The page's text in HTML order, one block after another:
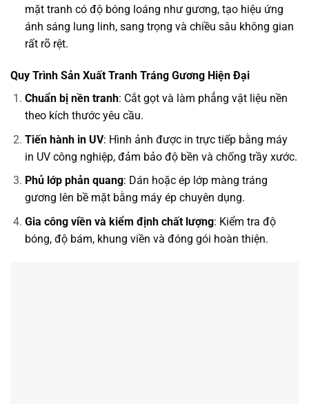
mặt tranh có độ bóng loáng như gương, tạo hiệu ứng
ánh sáng lung linh, sang trọng và chiều sâu không gian
rất rõ rệt.
Quy Trình Sản Xuất Tranh Tráng Gương Hiện Đại
Chuẩn bị nền tranh: Cắt gọt và làm phẳng vật liệu nền
theo kích thước yêu cầu.
Tiến hành in UV: Hình ảnh được in trực tiếp bằng máy
in UV công nghiệp, đảm bảo độ bền và chống trầy xước.
Phủ lớp phản quang: Dán hoặc ép lớp màng tráng
gương lên bề mặt bằng máy ép chuyên dụng.
Gia công viền và kiểm định chất lượng: Kiểm tra độ
bóng, độ bám, khung viền và đóng gói hoàn thiện.